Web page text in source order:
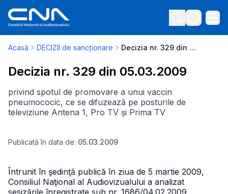
Acasă DECIZII de sancționare Decizia nr. 329 din 05.03.2009
Decizia nr. 329 din 05.03.2009
privind spotul de promovare a unui vaccin
pneumococic, ce se difuzează pe posturile de
televiziune Antena 1, Pro TV și Prima TV
Publicată în data de: 05.03.2009
Întrunit în şedinţă publică în ziua de 5 martie 2009,
Consiliul Naţional al Audiovizualului a analizat
sesizările înregistrate sub nr. 1686/04.02.2009,